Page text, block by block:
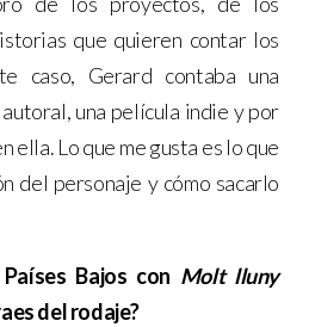
que quieren contar los
caso, Gerard contaba una
una película indie y por
ella. Lo que me gusta es lo que
del personaje y cómo sacarlo
Bajos con Molt lluny
del rodaje?